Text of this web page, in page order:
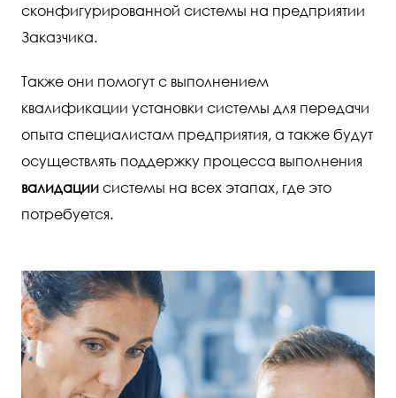
сконфигурированной системы на предприятии
Заказчика.
Также они помогут с выполнением
квалификации установки системы для передачи
опыта специалистам предприятия, а также будут
осуществлять поддержку процесса выполнения
валидации системы на всех этапах, где это
потребуется.